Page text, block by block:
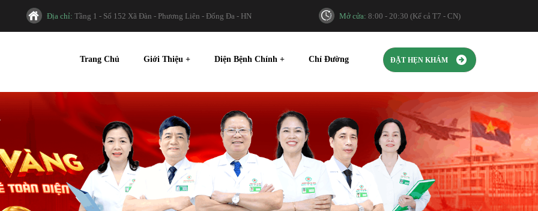
Địa chỉ: Tầng 1 - Số 152 Xã Đàn - Phương Liên - Đống Đa - HN Mở cửa:8:00 - 20:30 (Kể cả T7 - CN)
Trang Chủ Giới Thiệu + Diện Bệnh Chính + Chỉ Đường ĐẶT HẸN KHÁM